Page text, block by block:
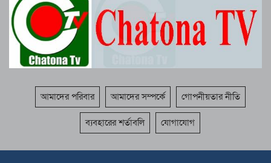
আমাদের পরিবার আমাদের সম্পর্কে গোপনীয়তার নীতি
ব্যবহারের শর্তাবলি যোগাযোগ